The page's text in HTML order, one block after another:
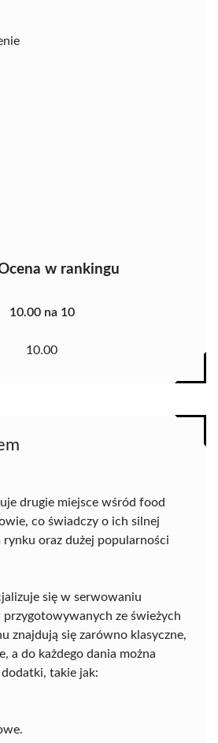
w rankingu
10.00 na 10
10.00
drugie miejsce wśród food
co świadczy o ich silnej
oraz dużej popularności
się w serwowaniu
ze świeżych
znajdują się zarówno klasyczne,
a do każdego dania można
takie jak: